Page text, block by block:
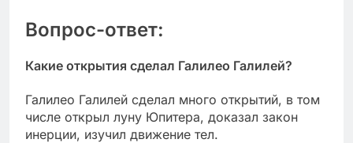
Вопрос-ответ:
Какие открытия сделал Галилео Галилей?
Галилео Галилей сделал много открытий, в том
числе открыл луну Юпитера, доказал закон
инерции, изучил движение тел.